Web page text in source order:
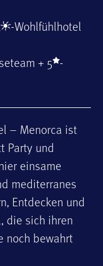
-Wohlfühlhotel
+ 5 -
– Menorca ist
Party und
einsame
mediterranes
Entdecken und
die sich ihren
noch bewahrt